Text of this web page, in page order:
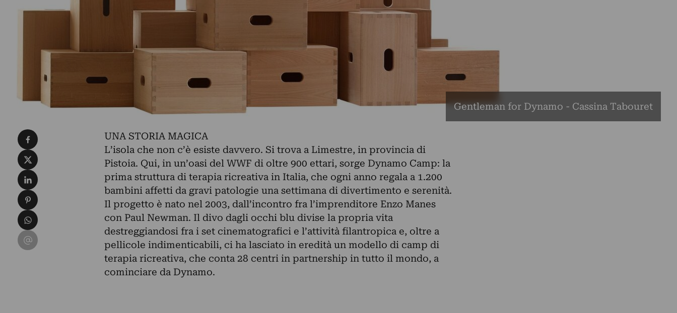
Gentleman for Dynamo - Cassina Tabouret
UNA STORIA MAGICA
L’isola che non c’è esiste davvero. Si trova a Limestre, in provincia di
Pistoia. Qui, in un’oasi del WWF di oltre 900 ettari, sorge Dynamo Camp: la
prima struttura di terapia ricreativa in Italia, che ogni anno regala a 1.200
bambini affetti da gravi patologie una settimana di divertimento e serenità.
Il progetto è nato nel 2003, dall’incontro fra l’imprenditore Enzo Manes
con Paul Newman. Il divo dagli occhi blu divise la propria vita
destreggiandosi fra i set cinematografici e l’attività filantropica e, oltre a
pellicole indimenticabili, ci ha lasciato in eredità un modello di camp di
terapia ricreativa, che conta 28 centri in partnership in tutto il mondo, a
cominciare da Dynamo.
Condividi su Facebook
Condividi su X
Condividi su LinkedIn
Condividi su Pinterest
Condividi su WhatsApp
Condividi su Email